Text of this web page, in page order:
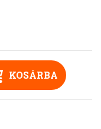
KOSÁRBA